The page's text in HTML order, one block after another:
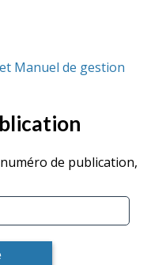
Manuel de gestion
de publication,